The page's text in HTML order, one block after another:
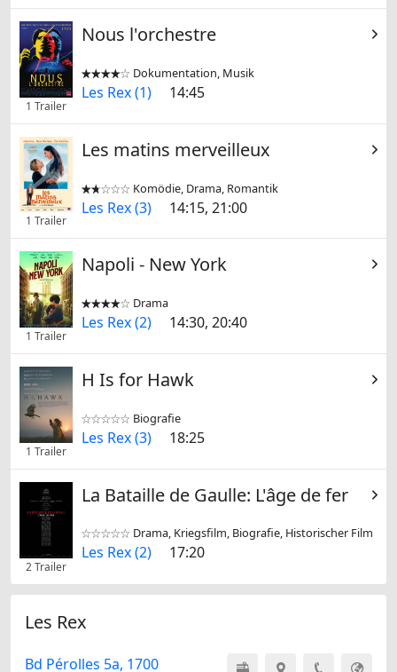
1 Trailer
Nous l'orchestre

 Dokumentation, Musik
Les Rex (1) 14:45
1 Trailer
Les matins merveilleux

 Komödie, Drama, Romantik
Les Rex (3) 14:15, 21:00
1 Trailer
Napoli - New York

 Drama
Les Rex (2) 14:30, 20:40
1 Trailer
H Is for Hawk

 Biografie
Les Rex (3) 18:25
2 Trailer
La Bataille de Gaulle: L'âge de fer

 Drama, Kriegsfilm, Biografie, Historischer Film
Les Rex (2) 17:20
Les Rex
Bd Pérolles 5a, 1700